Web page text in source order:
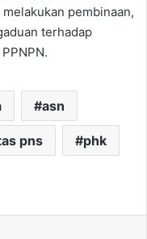
pembinaan,
terhadap
asn
pns phk